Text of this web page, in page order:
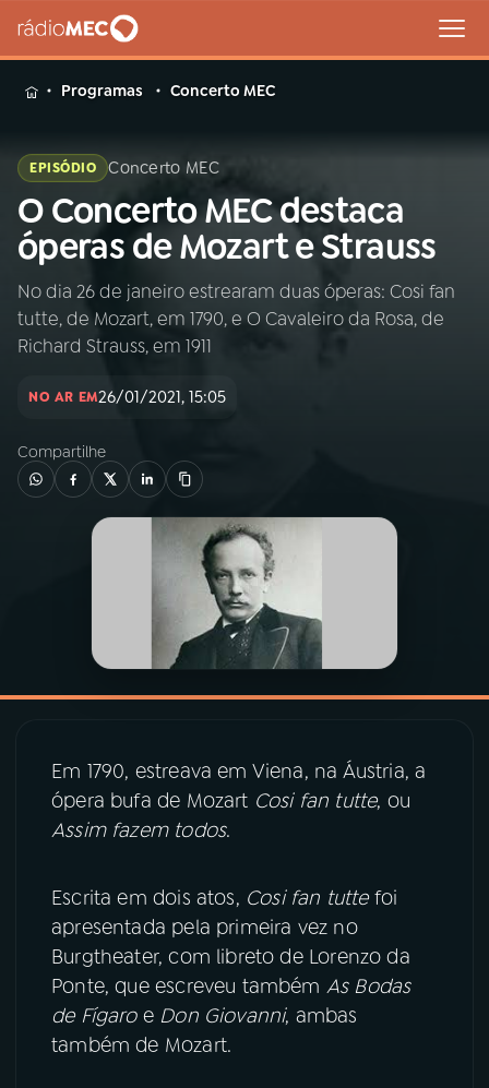
MENU
Buscar
na
Rádio
MEC
Buscar
Início AO VIVO
01INÍCIO
02A RÁDIO
PROGRAMAÇÃO
07ÚLTIMAS
08PRÊMIO RÁDIO MEC
ACOMPANHE A RÁDIO MEC
YouTube Facebook
Programas Concerto MEC
EPISÓDIO Concerto MEC
O Concerto MEC destaca
óperas de Mozart e Strauss
No dia 26 de janeiro estrearam duas óperas: Cosi fan
tutte, de Mozart, em 1790, e O Cavaleiro da Rosa, de
Richard Strauss, em 1911
NO AR EM26/01/2021, 15:05
Compartilhe
Em 1790, estreava em Viena, na Áustria, a
ópera bufa de Mozart Cosi fan tutte, ou
Assim fazem todos.
Escrita em dois atos, Cosi fan tuttefoi
apresentada pela primeira vez no
Burgtheater, com libreto de Lorenzo da
Ponte, que escreveu também As Bodas
de Fígaroe Don Giovanni, ambas
também de Mozart.